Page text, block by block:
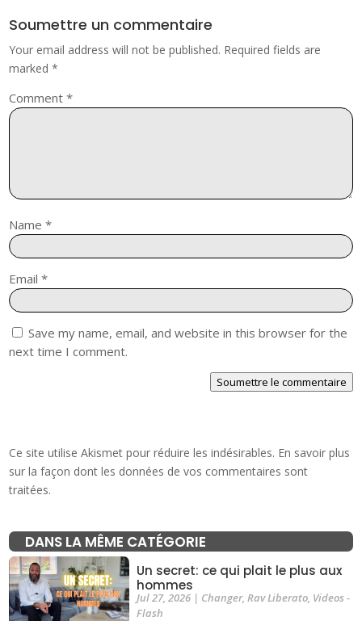
Soumettre un commentaire
Your email address will not be published. Required fields are
marked*
Comment*
Name*
Email*
Save my name, email, and website in this browser for the
next time I comment.
Soumettre le commentaire
Ce site utilise Akismet pour réduire les indésirables. En savoir plus
sur la façon dont les données de vos commentaires sont
traitées.
DANS LA MÊME CATÉGORIE
Un secret: ce qui plait le plus aux
hommes
Jul 27, 2026| Changer, Rav Liberato, Videos -
Flash